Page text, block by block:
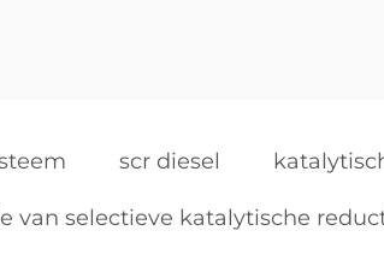
scr diesel
van selectieve katalytische